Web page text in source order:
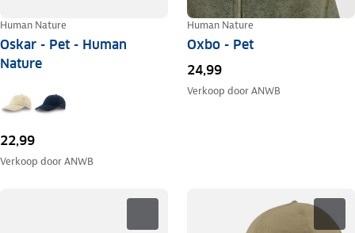
Human Nature
Oskar - Pet - Human
Nature
22,99
Verkoop doorANWB
Human Nature
Oxbo - Pet
24,99
Verkoop doorANWB